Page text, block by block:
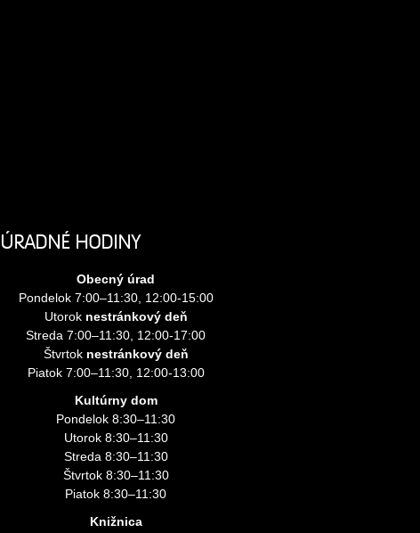
ÚRADNÉ HODINY
Obecný úrad
Pondelok 7:00–11:30, 12:00-15:00
Utorok nestránkový deň
Streda 7:00–11:30, 12:00-17:00
Štvrtok nestránkový deň
Piatok 7:00–11:30, 12:00-13:00
Kultúrny dom
Pondelok 8:30–11:30
Utorok 8:30–11:30
Streda 8:30–11:30
Štvrtok 8:30–11:30
Piatok 8:30–11:30
Knižnica